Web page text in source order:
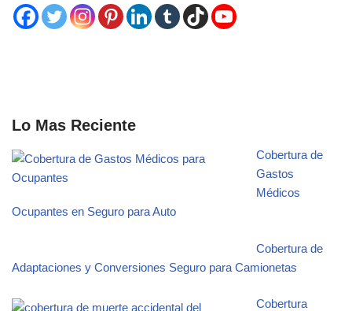
Lo Mas Reciente
Cobertura de
Gastos
Médicos
Ocupantes en Seguro para Auto
Cobertura de
Adaptaciones y Conversiones Seguro para Camionetas
Cobertura